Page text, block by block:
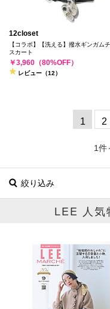
12closet
【コラボ】【洗える】撥水ギンガム
スカート
￥3,960（80%OFF）
レビュー（12）
1 2
1件
絞り込み
ブランド
ボトムス
LEE 人気